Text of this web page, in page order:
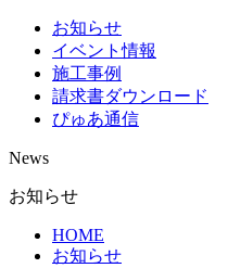
お知らせ
イベント情報
施工事例
請求書ダウンロード
ぴゅあ通信
News
お知らせ
HOME
お知らせ